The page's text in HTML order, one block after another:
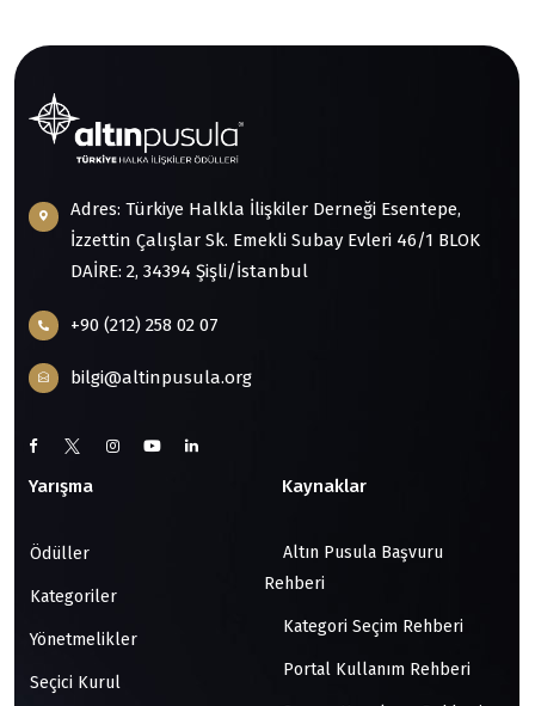
Adres: Türkiye Halkla İlişkiler Derneği Esentepe,
İzzettin Çalışlar Sk. Emekli Subay Evleri 46/1 BLOK
DAİRE: 2, 34394 Şişli/İstanbul
+90 (212) 258 02 07
bilgi@altinpusula.org
Yarışma
Ödüller
Kategoriler
Yönetmelikler
Seçici Kurul
Kaynaklar
Altın Pusula Başvuru
Rehberi
Kategori Seçim Rehberi
Portal Kullanım Rehberi